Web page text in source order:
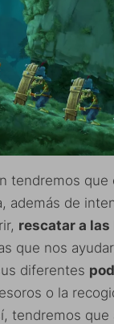
tendremos que
además de
rescatar a
que nos
diferentes
o la
tendremos que